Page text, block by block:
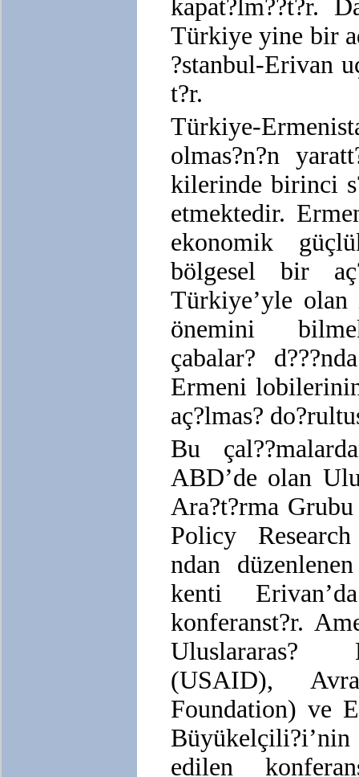
kapat?lm??t?r.
Türkiye yine bir
?stanbul-Erivan
t?r.
Türkiye-
olmas?n?n
kilerinde birinci
etmektedir.
ekonomik
bölgesel bir
Türkiye’yle
önemini
çabalar?
Ermeni
aç?lmas?
Bu
ABD’de olan
Ara?t?rma
Policy
ndan
kenti
konferanst?r.
Uluslararas?
(USAID),
Foundation) ve
edilen